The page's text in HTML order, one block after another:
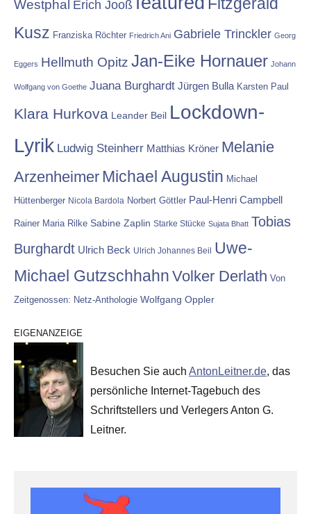
Westphal Erich Jooß
Kusz Franziska Röchter Friedrich Ani Gabriele Trinckler Georg
Eggers Hellmuth Opitz Jan-Eike Hornauer Johann
Wolfgang von Goethe Juana Burghardt Jürgen Bulla Karsten Paul
Klara Hurkova Leander Beil Lockdown-
Lyrik Ludwig Steinherr Matthias Kröner Melanie
Arzenheimer Michael Augustin Michael
Hüttenberger Nicola Bardola Norbert Göttler Paul-Henri Campbell
Rainer Maria Rilke Sabine Zaplin Starke Stücke Sujata Bhatt Tobias
Burghardt Ulrich Beck Ulrich Johannes Beil Uwe-
Michael Gutzschhahn Volker Derlath Von
Zeitgenossen: Netz-Anthologie Wolfgang Oppler
EIGENANZEIGE
Besuchen Sie auch AntonLeitner.de, das
persönliche Internet-Tagebuch des
Schriftstellers und Verlegers Anton G.
Leitner.